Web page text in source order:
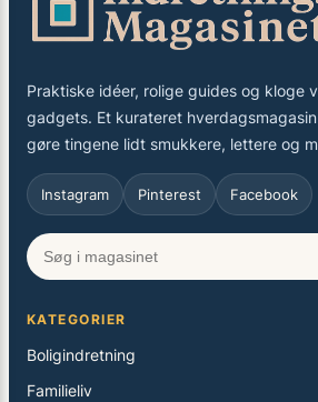
Praktiske idéer, rolige guides og kloge
gadgets. Et kurateret
gøre tingene lidt smukkere, lettere og
Instagram Pinterest Facebook
KATEGORIER
Boligindretning
Familieliv